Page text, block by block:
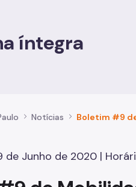
e Moradia
íntegra
Notícias
de Junho de 2020 |